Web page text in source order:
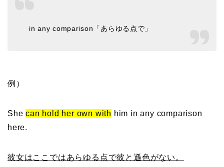
in any comparison「あらゆる点で」
例）
Shecan hold her own with him in any comparison
here.
彼女はここではあらゆる点で彼と遜色がない。